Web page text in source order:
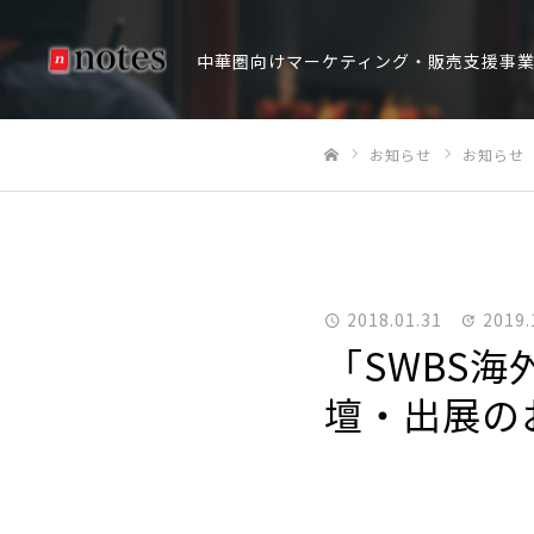
中華圏向けマーケティング・販売支援事業
お知らせ お知らせ
2018.01.31
「SWBS
壇・出展